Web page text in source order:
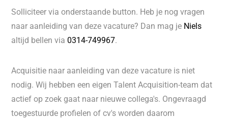
Solliciteer via onderstaande button. Heb je nog vragen
naar aanleiding van deze vacature? Dan mag je Niels
altijd bellen via0314-749967.
Acquisitie naar aanleiding van deze vacature is niet
nodig. Wij hebben een eigen Talent Acquisition-team dat
actief op zoek gaat naar nieuwe collega's. Ongevraagd
toegestuurde profielen of cv's worden daarom